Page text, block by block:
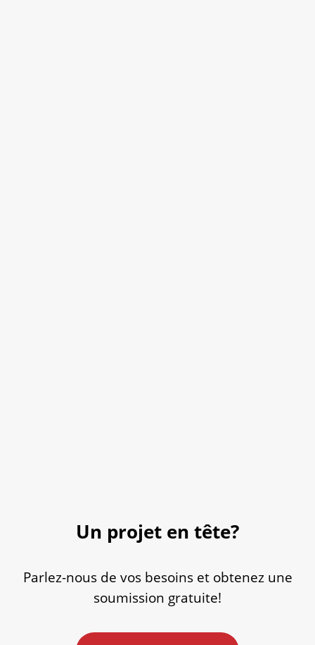
Un projet en tête?
Parlez-nous de vos besoins et obtenez une
soumission gratuite!